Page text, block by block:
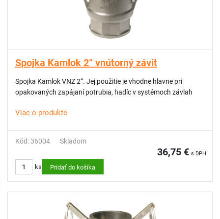
Spojka Kamlok 2“ vnútorný závit
Spojka Kamlok VNZ 2“. Jej použitie je vhodne hlavne pri
opakovaných zapájaní potrubia, hadíc v systémoch závlah
Viac o produkte
Kód: 36004 Skladom
36,75 € s DPH
ks Pridať do košíka